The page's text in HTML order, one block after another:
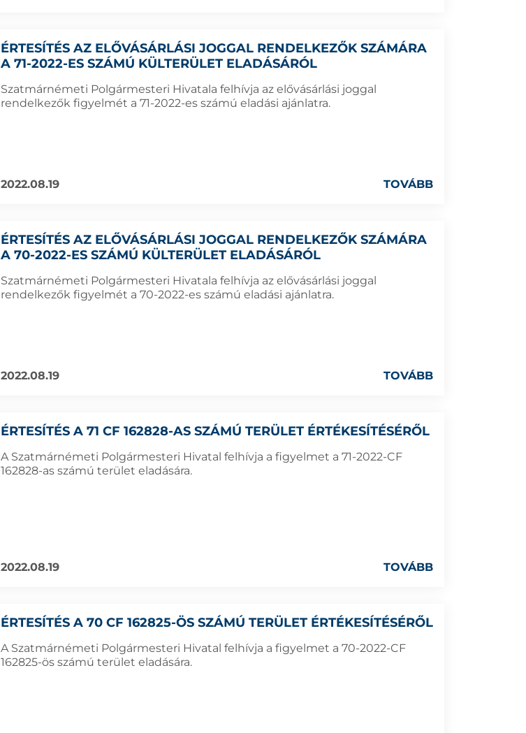
ÉRTESÍTÉS AZ ELŐVÁSÁRLÁSI JOGGAL RENDELKEZŐK SZÁMÁRA
A 71-2022-ES SZÁMÚ KÜLTERÜLET ELADÁSÁRÓL
Szatmárnémeti Polgármesteri Hivatala felhívja az elővásárlási joggal
rendelkezők figyelmét a 71-2022-es számú eladási ajánlatra.
2022.08.19 TOVÁBB
ÉRTESÍTÉS AZ ELŐVÁSÁRLÁSI JOGGAL RENDELKEZŐK SZÁMÁRA
A 70-2022-ES SZÁMÚ KÜLTERÜLET ELADÁSÁRÓL
Szatmárnémeti Polgármesteri Hivatala felhívja az elővásárlási joggal
rendelkezők figyelmét a 70-2022-es számú eladási ajánlatra.
2022.08.19 TOVÁBB
ÉRTESÍTÉS A 71 CF 162828-AS SZÁMÚ TERÜLET ÉRTÉKESÍTÉSÉRŐL
A Szatmárnémeti Polgármesteri Hivatal felhívja a figyelmet a 71-2022-CF
162828-as számú terület eladására.
2022.08.19 TOVÁBB
ÉRTESÍTÉS A 70 CF 162825-ÖS SZÁMÚ TERÜLET ÉRTÉKESÍTÉSÉRŐL
A Szatmárnémeti Polgármesteri Hivatal felhívja a figyelmet a 70-2022-CF
162825-ös számú terület eladására.